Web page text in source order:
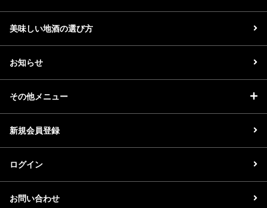
美味しい地酒の選び方
お知らせ
その他メニュー
新規会員登録
ログイン
お問い合わせ